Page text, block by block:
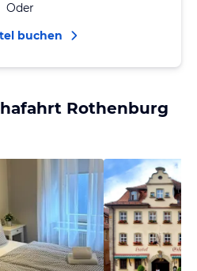
Oder
buchen
Rothenburg